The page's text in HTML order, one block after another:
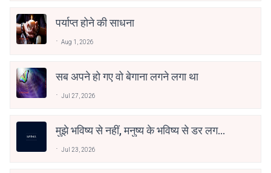
पर्याप्त होने की साधना
Aug 1, 2026
सब अपने हो गए वो बेगाना लगने लगा था
Jul 27, 2026
मुझे भविष्य से नहीं, मनुष्य के भविष्य से डर लगता
Jul 23, 2026